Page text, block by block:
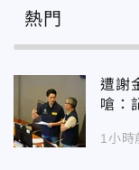
熱門
遭謝
嗆：
1小時